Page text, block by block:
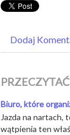
Dodaj
Biuro, które
Jazda na
wątpienia ten